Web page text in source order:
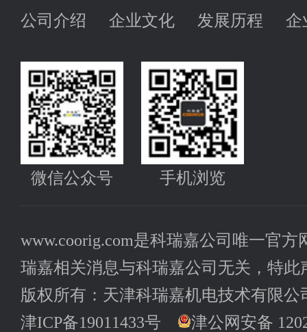
公司介绍 企业文化 发展历程 企
微信公众号 手机浏览
www.coorig.com是科瑞嘉公司唯一官
瑞嘉相关消息与科瑞嘉公司无关，特此
版权所有：天津科瑞嘉机电技术有限公
津ICP备19011433号
津公网安备